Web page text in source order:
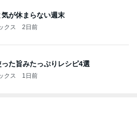
が休まらない週末
クス 2日前
った旨みたっぷりレシピ4選
クス 1日前